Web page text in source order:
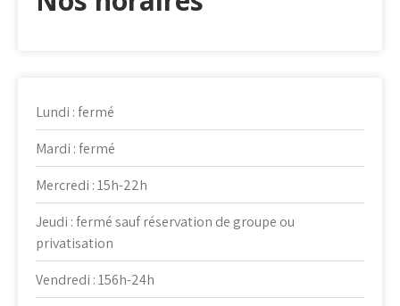
Lundi : fermé
Mardi : fermé
Mercredi : 15h-22h
Jeudi : fermé sauf réservation de groupe ou
privatisation
Vendredi : 156h-24h